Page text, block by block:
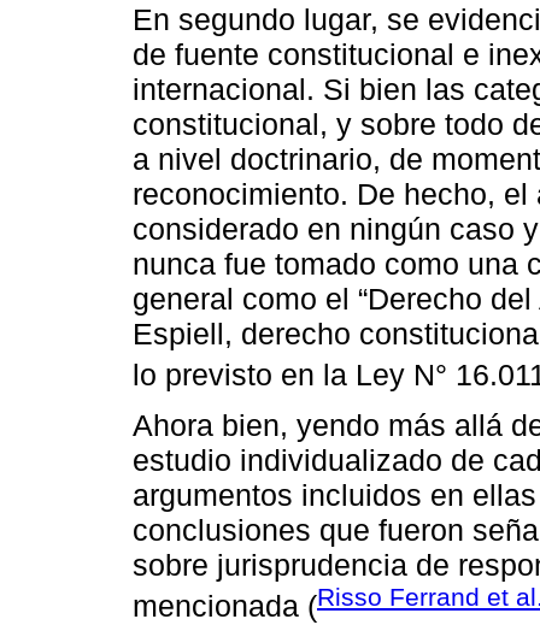
En segundo lugar, se
de fuente constitucional e
internacional. Si bien las
constitucional, y sobre todo
a nivel doctrinario, de
reconocimiento. De hecho,
considerado en ningún caso
nunca fue tomado como una
general como el “Derecho
Espiell, derecho
lo previsto en la Ley N°
Ahora bien, yendo más allá
estudio individualizado de
argumentos incluidos en
conclusiones que fueron
sobre jurisprudencia de
mencionada (Risso Ferrand et